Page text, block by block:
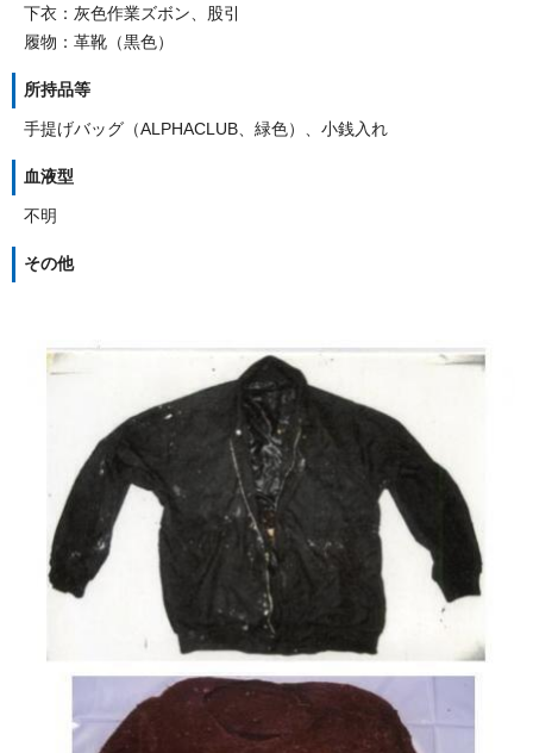
下衣：灰色作業ズボン、股引
履物：革靴（黒色）
所持品等
手提げバッグ（ALPHACLUB、緑色）、小銭入れ
血液型
不明
その他